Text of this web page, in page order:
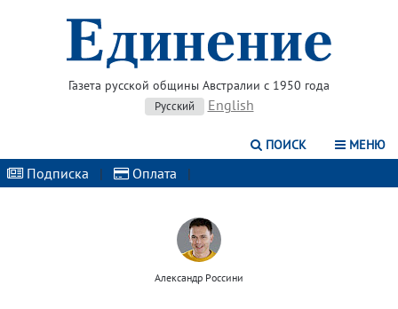
Газета русской общины Австралии с 1950 года
Русский English
ПОИСК МЕНЮ
Подписка | Оплата |
Александр Россини